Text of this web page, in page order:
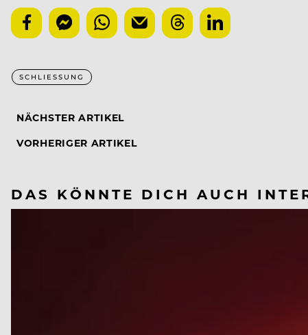
SCHLIESSUNG
NÄCHSTER ARTIKEL
VORHERIGER ARTIKEL
DAS KÖNNTE DICH AUCH